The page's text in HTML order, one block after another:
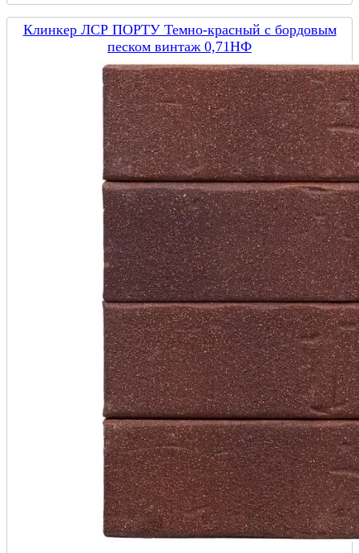
Клинкер ЛСР ПОРТУ Темно-красный с бордовым
песком винтаж 0,71НФ